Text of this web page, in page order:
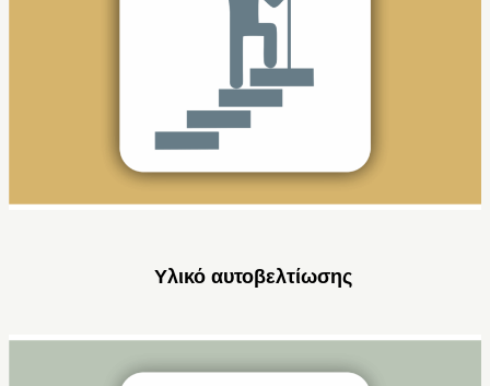
Υλικό αυτοβελτίωσης